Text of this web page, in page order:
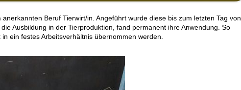
Beruf Tierwirt/in. Angeführt wurde diese bis zum letzten Tag von
Ausbildung in der Tierproduktion, fand permanent ihre Anwendung. So
ein festes Arbeitsverhältnis übernommen werden.